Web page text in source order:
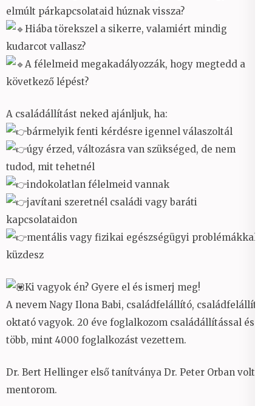
elmúlt párkapcsolataid húznak vissza?
Hiába törekszel a sikerre, valamiért mindig
kudarcot vallasz?
A félelmeid megakadályozzák, hogy megtedd a
következő lépést?
A családállítást neked ajánljuk, ha:
bármelyik fenti kérdésre igennel válaszoltál
úgy érzed, változásra van szükséged, de nem
tudod, mit tehetnél
indokolatlan félelmeid vannak
javítani szeretnél családi vagy baráti
kapcsolataidon
mentális vagy fizikai egészségügyi problémákkal
küzdesz
Ki vagyok én? Gyere el és ismerj meg!
A nevem Nagy Ilona Babi, családfelállító, családfelállító
oktató vagyok. 20 éve foglalkozom családállítással és
több, mint 4000 foglalkozást vezettem.
Dr. Bert Hellinger első tanítványa Dr. Peter Orban volt a
mentorom.